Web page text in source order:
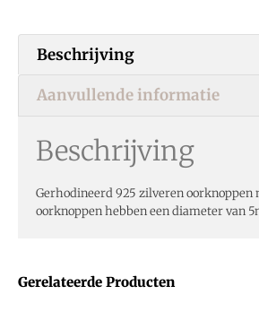
Gerelateerde Producten
Beschrijving
Aanvullende informatie
Beschrijving
Gerhodineerd 925 zilveren oorknoppen
oorknoppen hebben een diameter van